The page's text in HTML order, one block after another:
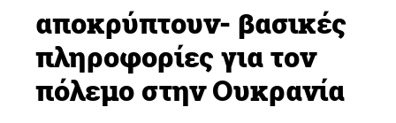
αποκρύπτουν- βασικές
πληροφορίες για τον
πόλεμο στην Ουκρανία